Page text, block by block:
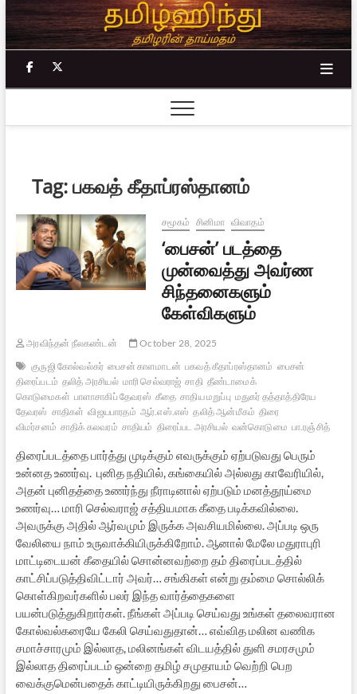
Skip
to
content
facebook
Tag:பகவத் கீதாப்ரஸ்தானம்
சமூகம் சினிமா விவாதம்
‘பைசன்’ படத்தை
முன்வைத்து அவர்ண
சிந்தனைகளும்
கேள்விகளும்
அரவிந்தன் நீலகண்டன்
October 28, 2025
குருஜி கோல்வல்கர் பைசன் காளமாடன் பகவத் கீதாப்ரஸ்தானம் பைசன்
திரைப்படம் தலித் அரசியல் மாரி செல்வராஜ் சாதி தீண்டாமைக்
கொடுமைகள் பாளாசாகிப் தேவரஸ் கீதை சாதிய மறுப்பு மதுகர் தத்தாத்திரேய
தேவரஸ் சாதிகள் விஜயபாரதம் ஆர்.எஸ்.எஸ் தலித் ஆன்மீகம் திரை
விமர்சனம் சாதிக் கலவரம் சாதியம் திரைப்பட அரசியல் வன்கொடுமை பா.ரஞ்சித்
திரைப்படத்தை பார்த்து முடிக்கும் எவருக்கும் ஏற்படுவது பெரும்
உன்னத உணர்வு. புனித நதியில், கங்கையில் அல்லது காவேரியில்,
அதன் புனிதத்தை உணர்ந்து நீராடினால் ஏற்படும் மனத்தூய்மை
உணர்வு… மாரி செல்வராஜ் சத்தியமாக கீதை படிக்கவில்லை.
அவருக்கு அதில் ஆர்வமும் இருக்க அவசியமில்லை. அப்படி ஒரு
வேலியை நாம் உருவாக்கியிருக்கிறோம். ஆனால் மேலே மதுராபுரி
மாட்டிடையன் கீதையில் சொன்னவற்றை தம் திரைப்படத்தில்
காட்சிப்படுத்திவிட்டார் அவர்… சங்கிகள் என்று தம்மை சொல்லிக்
கொள்கிறவர்களில் பலர் இந்த வார்த்தைகளை
பயன்படுத்துகிறார்கள். நீங்கள் அப்படி செய்வது உங்கள் தலைவரான
கோல்வல்கரையே கேலி செய்வதுதான்… எவ்வித மலின வணிக
சமாச்சாரமும் இல்லாத, மலினங்கள் விடயத்தில் துளி சமரசமும்
இல்லாத திரைப்படம் ஒன்றை தமிழ் சமுதாயம் வெற்றி பெற
வைக்குமென்பதைக் காட்டியிருக்கிறது பைசன்…